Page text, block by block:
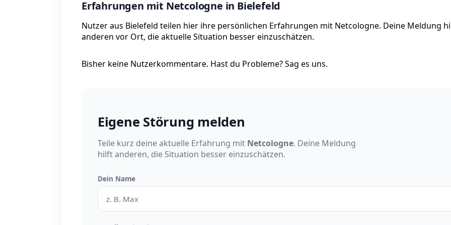
Erfahrungen mit Netcologne in Bielefeld
Nutzer aus Bielefeld teilen hier ihre persönlichen Erfahrungen mit Netcologne. Deine Meldung
anderen vor Ort, die aktuelle Situation besser einzuschätzen.
Bisher keine Nutzerkommentare. Hast du Probleme? Sag es uns.
Eigene Störung melden
Teile kurz deine aktuelle Erfahrung mit Netcologne. Deine Meldung
hilft anderen, die Situation besser einzuschätzen.
Dein Name